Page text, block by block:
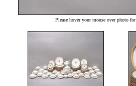
Please hover your mouse over photo